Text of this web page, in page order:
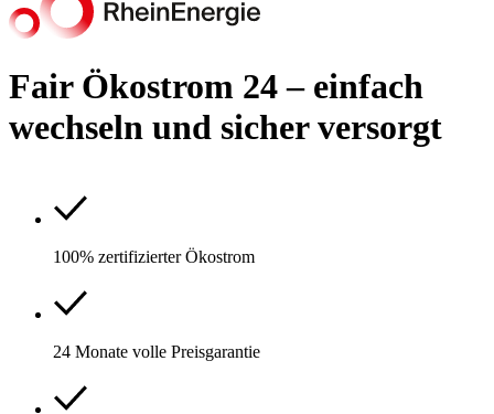
Fair Ökostrom 24 – einfach
wechseln und sicher versorgt
100% zertifizierter Ökostrom
24 Monate volle Preisgarantie